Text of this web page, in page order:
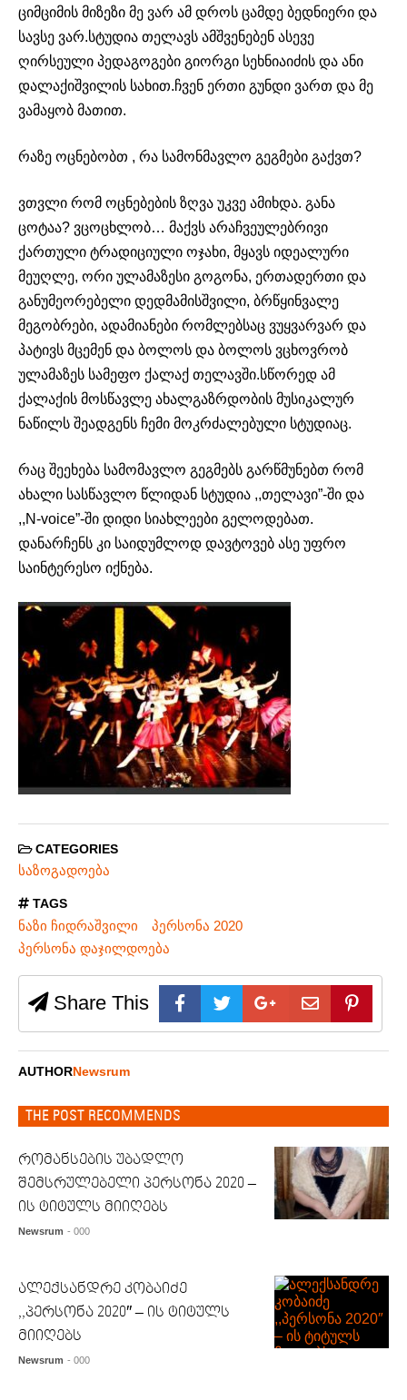
ციმციმის მიზეზი მე ვარ ამ დროს ცამდე ბედნიერი და
სავსე ვარ.სტუდია თელავს ამშვენებენ ასევე
ღირსეული პედაგოგები გიორგი სეხნიაიძის და ანი
დალაქიშვილის სახით.ჩვენ ერთი გუნდი ვართ და მე
ვამაყობ მათით.
რაზე ოცნებობთ , რა სამონმავლო გეგმები გაქვთ?
ვთვლი რომ ოცნებების ზღვა უკვე ამიხდა. განა
ცოტაა? ვცოცხლობ… მაქვს არაჩვეულებრივი
ქართული ტრადიციული ოჯახი, მყავს იდეალური
მეუღლე, ორი ულამაზესი გოგონა, ერთადერთი და
განუმეორებელი დედმამისშვილი, ბრწყინვალე
მეგობრები, ადამიანები რომლებსაც ვუყვარვარ და
პატივს მცემენ და ბოლოს და ბოლოს ვცხოვრობ
ულამაზეს სამეფო ქალაქ თელავში.სწორედ ამ
ქალაქის მოსწავლე ახალგაზრდობის მუსიკალურ
ნაწილს შეადგენს ჩემი მოკრძალებული სტუდიაც.
რაც შეეხება სამომავლო გეგმებს გარწმუნებთ რომ
ახალი სასწავლო წლიდან სტუდია ,,თელავი”-ში და
,,N-voice”-ში დიდი სიახლეები გელოდებათ.
დანარჩენს კი საიდუმლოდ დავტოვებ ასე უფრო
საინტერესო იქნება.
CATEGORIES
საზოგადოება
TAGS
ნაზი ჩიდრაშვილი
პერსონა 2020
პერსონა დაჯილდოება
Share This
AUTHORNewsrum
THE POST RECOMMENDS
რომანსების უბადლო
შემსრულებელი პერსონა 2020 –
ის ტიტულს მიიღებს
Newsrum - 000
ალექსანდრე კობაიძე
,,პერსონა 2020″ – ის ტიტულს
მიიღებს
Newsrum - 000